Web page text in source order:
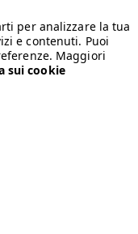
per analizzare la tua
e contenuti. Puoi
Maggiori
sui cookie
brand